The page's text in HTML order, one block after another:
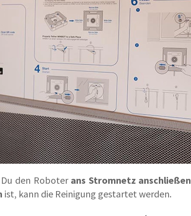
den Roboter ans Stromnetz anschließen
ist, kann die Reinigung gestartet werden.